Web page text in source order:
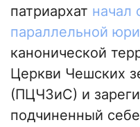
патриархат начал
параллельной
канонической
Церкви Чешских
(ПЦЧЗиС) и
подчиненный